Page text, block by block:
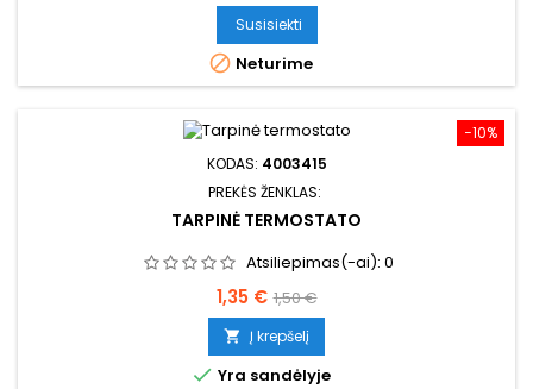
Susisiekti
 Neturime
−10%
KODAS: 4003415
PREKĖS ŽENKLAS:
TARPINĖ TERMOSTATO
Atsiliepimas(-ai): 0
Kaina
1,35 € Bazinė
kaina
1,50 €
 Į krepšelį
 Yra sandėlyje